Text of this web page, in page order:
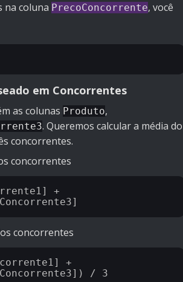
na coluna PrecoConcorrente, você
em Concorrentes
as colunas Produto,
. Queremos calcular a média do
concorrentes.
concorrentes
+
concorrentes
+